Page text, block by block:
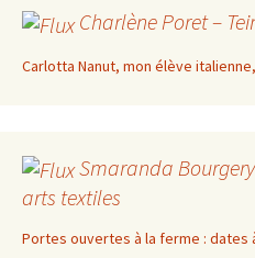
Charlène Poret –
Carlotta Nanut, mon élève
Smaranda
arts textiles
Portes ouvertes à la ferme : dates